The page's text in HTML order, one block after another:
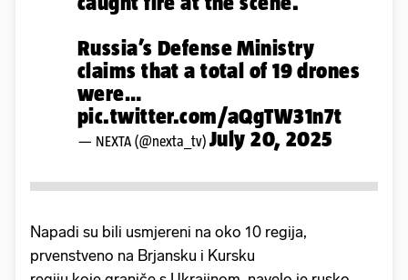
Russia’s Defense Ministry
claims that a total of 19 drones
were…
pic.twitter.com/aQgTW31n7t
— NEXTA (@nexta_tv) July 20, 2025
Napadi su bili usmjereni na oko 10 regija,
prvenstveno na Brjansku i Kursku